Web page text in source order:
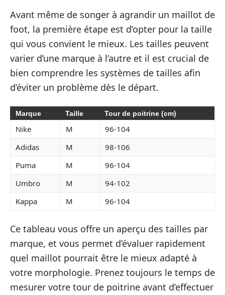
Avant même de songer à agrandir un maillot de
foot, la première étape est d’opter pour la taille
qui vous convient le mieux. Les tailles peuvent
varier d’une marque à l’autre et il est crucial de
bien comprendre les systèmes de tailles afin
d’éviter un problème dès le départ.
Marque Taille Tour de poitrine (cm)
Nike M
96-104
Adidas
M
98-106
Puma
M
96-104
Umbro
M
94-102
Kappa
M 96-104
Ce tableau vous offre un aperçu des tailles par
marque, et vous permet d’évaluer rapidement
quel maillot pourrait être le mieux adapté à
votre morphologie. Prenez toujours le temps de
mesurer votre tour de poitrine avant d’effectuer